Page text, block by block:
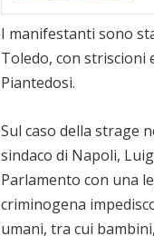
I manifestanti sono
Toledo, con striscioni
Piantedosi.
Sul caso della strage
sindaco di Napoli,
Parlamento con una
criminogena
umani, tra cui